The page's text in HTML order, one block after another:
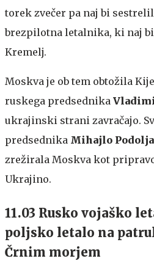
torek zvečer pa naj bi
brezpilotna letalnika, ki naj
Kremelj.
Moskva je ob tem obtožila
ruskega predsednika
ukrajinski strani zavračajo.
predsednika Mihajlo
zrežirala Moskva kot
Ukrajino.
11.03 Rusko vojaško
poljsko letalo na
Črnim morjem